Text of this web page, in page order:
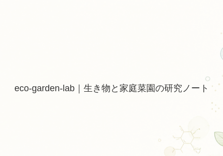
eco-garden-lab｜生き物と家庭菜園の研究ノート